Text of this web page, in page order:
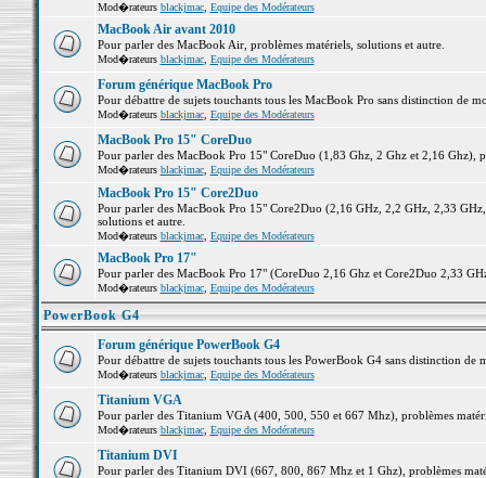
Mod�rateurs blackjmac, Equipe des Modérateurs
MacBook Air avant 2010
Pour parler des MacBook Air, problèmes matériels, solutions et autre.
Mod�rateurs blackjmac, Equipe des Modérateurs
Forum générique MacBook Pro
Pour débattre de sujets touchants tous les MacBook Pro sans distinction de
Mod�rateurs blackjmac, Equipe des Modérateurs
MacBook Pro 15" CoreDuo
Pour parler des MacBook Pro 15" CoreDuo (1,83 Ghz, 2 Ghz et 2,16 Ghz),
Mod�rateurs blackjmac, Equipe des Modérateurs
MacBook Pro 15" Core2Duo
Pour parler des MacBook Pro 15" Core2Duo (2,16 GHz, 2,2 GHz, 2,33
solutions et autre.
Mod�rateurs blackjmac, Equipe des Modérateurs
MacBook Pro 17"
Pour parler des MacBook Pro 17" (CoreDuo 2,16 Ghz et Core2Duo 2,33
Mod�rateurs blackjmac, Equipe des Modérateurs
PowerBook G4
Forum générique PowerBook G4
Pour débattre de sujets touchants tous les PowerBook G4 sans distinction de
Mod�rateurs blackjmac, Equipe des Modérateurs
Titanium VGA
Pour parler des Titanium VGA (400, 500, 550 et 667 Mhz), problèmes
Mod�rateurs blackjmac, Equipe des Modérateurs
Titanium DVI
Pour parler des Titanium DVI (667, 800, 867 Mhz et 1 Ghz), problèmes